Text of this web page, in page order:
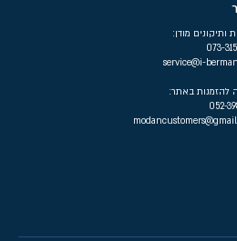
ותיקונים מודן:
להזמנות באתר: